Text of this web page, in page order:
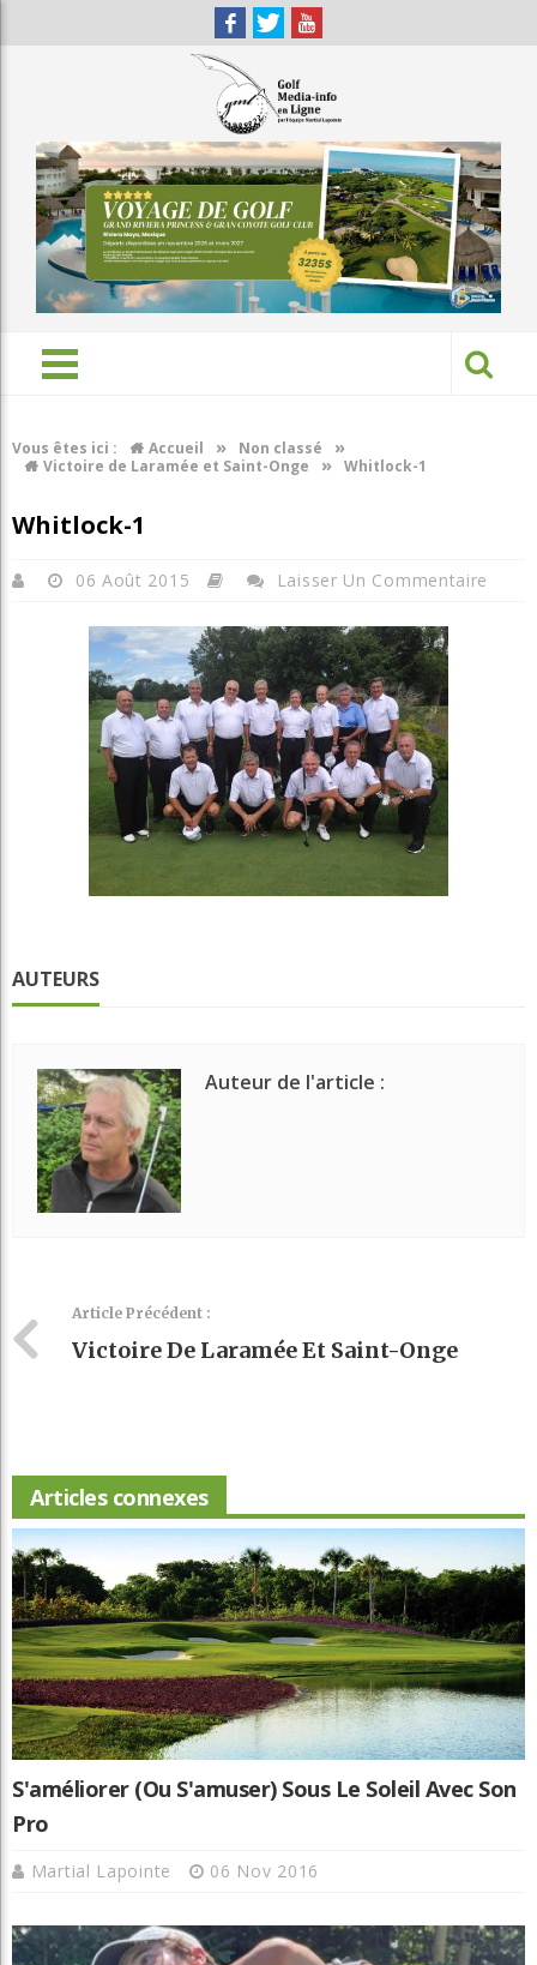
Vous êtes ici : Accueil » Non classé »
Victoire de Laramée et Saint-Onge » Whitlock-1
Whitlock-1
06 Août 2015 Laisser Un Commentaire
AUTEURS
Auteur de l'article :
Article Précédent :
Victoire De Laramée Et Saint-Onge
Articles connexes
S'améliorer (ou S'amuser) Sous Le Soleil Avec Son
Pro
Martial Lapointe 06 Nov 2016